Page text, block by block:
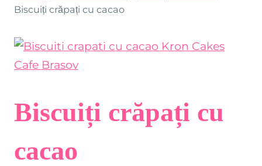
Biscuiți crăpați cu cacao
Biscuiți crăpați cu
cacao